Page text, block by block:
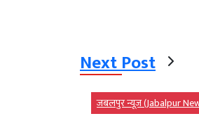
Next Post
जबलपुर न्यूज़ (Jabalpur